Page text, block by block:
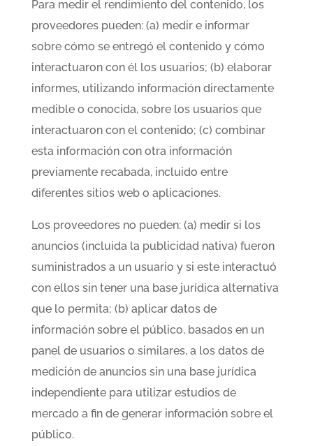
Para medir el rendimiento del contenido, los
proveedores pueden: (a) medir e informar
sobre cómo se entregó el contenido y cómo
interactuaron con él los usuarios; (b) elaborar
informes, utilizando información directamente
medible o conocida, sobre los usuarios que
interactuaron con el contenido; (c) combinar
esta información con otra información
previamente recabada, incluido entre
diferentes sitios web o aplicaciones.
Los proveedores no pueden: (a) medir si los
anuncios (incluida la publicidad nativa) fueron
suministrados a un usuario y si este interactuó
con ellos sin tener una base jurídica alternativa
que lo permita; (b) aplicar datos de
información sobre el público, basados en un
panel de usuarios o similares, a los datos de
medición de anuncios sin una base jurídica
independiente para utilizar estudios de
mercado a fin de generar información sobre el
público.